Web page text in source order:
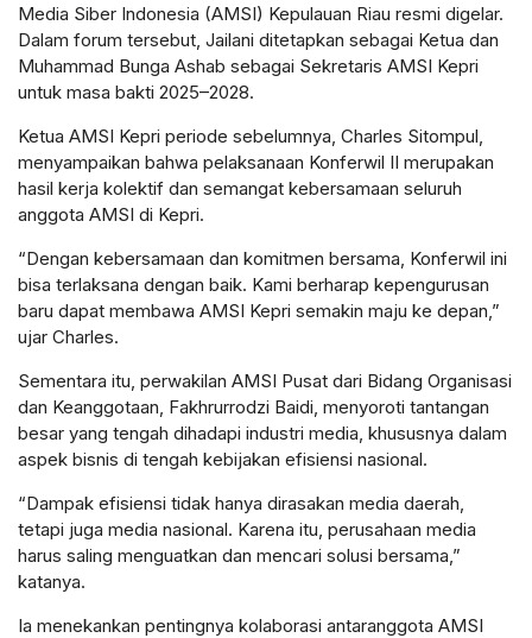
Media Siber Indonesia (AMSI) Kepulauan Riau resmi digelar.
Dalam forum tersebut, Jailani ditetapkan sebagai Ketua dan
Muhammad Bunga Ashab sebagai Sekretaris AMSI Kepri
untuk masa bakti 2025–2028.
Ketua AMSI Kepri periode sebelumnya, Charles Sitompul,
menyampaikan bahwa pelaksanaan Konferwil II merupakan
hasil kerja kolektif dan semangat kebersamaan seluruh
anggota AMSI di Kepri.
“Dengan kebersamaan dan komitmen bersama, Konferwil ini
bisa terlaksana dengan baik. Kami berharap kepengurusan
baru dapat membawa AMSI Kepri semakin maju ke depan,”
ujar Charles.
Sementara itu, perwakilan AMSI Pusat dari Bidang Organisasi
dan Keanggotaan, Fakhrurrodzi Baidi, menyoroti tantangan
besar yang tengah dihadapi industri media, khususnya dalam
aspek bisnis di tengah kebijakan efisiensi nasional.
“Dampak efisiensi tidak hanya dirasakan media daerah,
tetapi juga media nasional. Karena itu, perusahaan media
harus saling menguatkan dan mencari solusi bersama,”
katanya.
Ia menekankan pentingnya kolaborasi antaranggota AMSI